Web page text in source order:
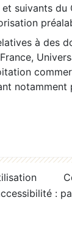
suivants
à des
: